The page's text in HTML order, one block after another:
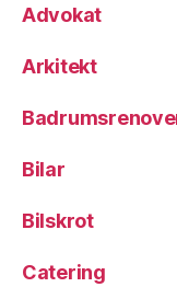
Advokat
Arkitekt
Bilar
Bilskrot
Catering